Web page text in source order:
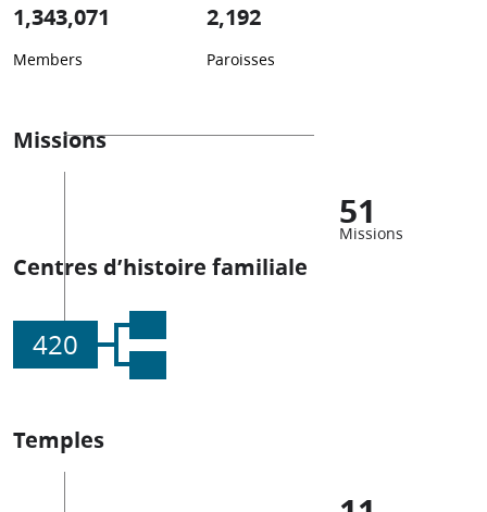
1,343,071
Members
2,192
Paroisses
Missions
51
Missions
Centres d’histoire familiale
420
Temples